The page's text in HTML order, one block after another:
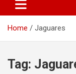
Home Jaguares
Tag: